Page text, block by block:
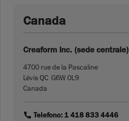
Canada
Creaform Inc. (sede centrale)
4700 rue de la Pascaline
Lévis QC G6W 0L9
Canada
linkTelefono: 1 418 833 4446